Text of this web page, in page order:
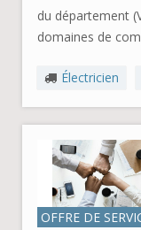
du département
domaines de
Électricien
OFFRE DE